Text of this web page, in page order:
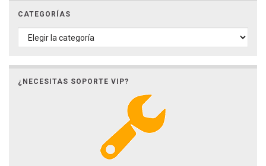
CATEGORÍAS
CATEGORÍAS
¿NECESITAS SOPORTE VIP?